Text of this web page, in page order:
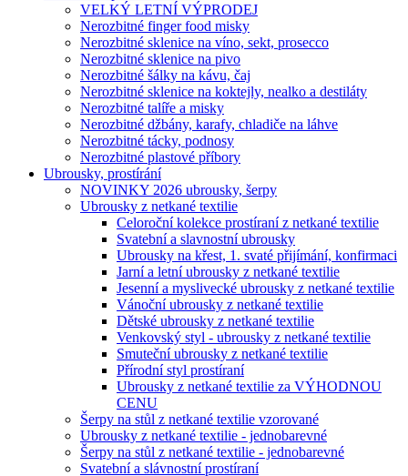
VELKÝ LETNÍ VÝPRODEJ
Nerozbitné finger food misky
Nerozbitné sklenice na víno, sekt, prosecco
Nerozbitné sklenice na pivo
Nerozbitné šálky na kávu, čaj
Nerozbitné sklenice na koktejly, nealko a destiláty
Nerozbitné talíře a misky
Nerozbitné džbány, karafy, chladiče na láhve
Nerozbitné tácky, podnosy
Nerozbitné plastové příbory
Ubrousky, prostírání
NOVINKY 2026 ubrousky, šerpy
Ubrousky z netkané textilie
Celoroční kolekce prostíraní z netkané textilie
Svatební a slavnostní ubrousky
Ubrousky na křest, 1. svaté přijímání, konfirmaci
Jarní a letní ubrousky z netkané textilie
Jesenní a myslivecké ubrousky z netkané textilie
Vánoční ubrousky z netkané textilie
Dětské ubrousky z netkané textilie
Venkovský styl - ubrousky z netkané textilie
Smuteční ubrousky z netkané textilie
Přírodní styl prostíraní
Ubrousky z netkané textilie za VÝHODNOU
CENU
Šerpy na stůl z netkané textilie vzorované
Ubrousky z netkané textilie - jednobarevné
Šerpy na stůl z netkané textilie - jednobarevné
Svatební a slávnostní prostíraní